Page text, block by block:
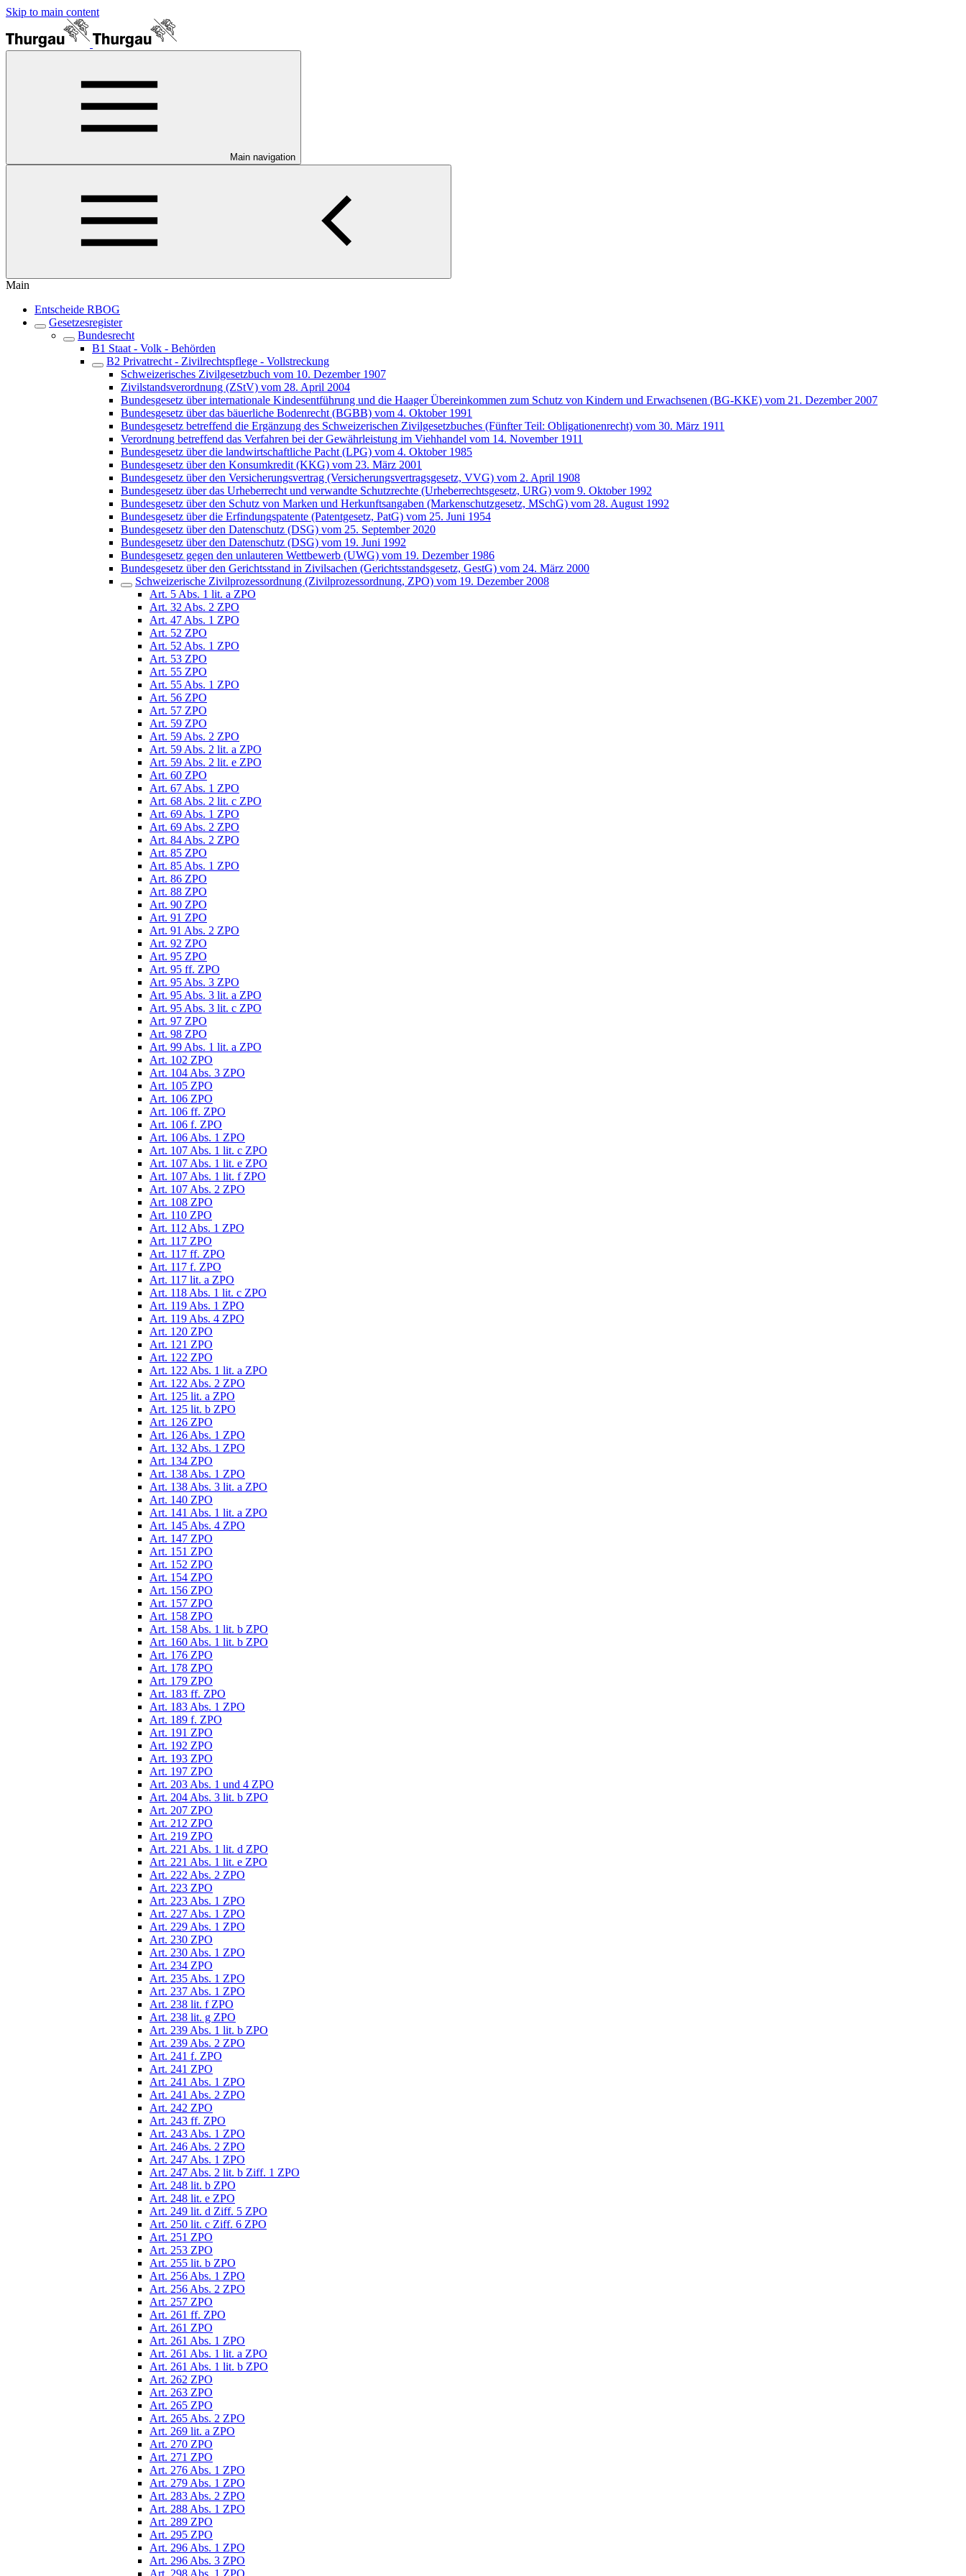
Skip to main content
Main navigation
Main
Entscheide RBOG
Gesetzesregister
Bundesrecht
B1 Staat - Volk - Behörden
B2 Privatrecht - Zivilrechtspflege - Vollstreckung
Schweizerisches Zivilgesetzbuch vom 10. Dezember 1907
Zivilstandsverordnung (ZStV) vom 28. April 2004
Bundesgesetz über internationale Kindesentführung und die Haager Übereinkommen zum Schutz von Kindern und Erwachsenen (BG-KKE) vom 21. Dezember 2007
Bundesgesetz über das bäuerliche Bodenrecht (BGBB) vom 4. Oktober 1991
Bundesgesetz betreffend die Ergänzung des Schweizerischen Zivilgesetzbuches (Fünfter Teil: Obligationenrecht) vom 30. März 1911
Verordnung betreffend das Verfahren bei der Gewährleistung im Viehhandel vom 14. November 1911
Bundesgesetz über die landwirtschaftliche Pacht (LPG) vom 4. Oktober 1985
Bundesgesetz über den Konsumkredit (KKG) vom 23. März 2001
Bundesgesetz über den Versicherungsvertrag (Versicherungsvertragsgesetz, VVG) vom 2. April 1908
Bundesgesetz über das Urheberrecht und verwandte Schutzrechte (Urheberrechtsgesetz, URG) vom 9. Oktober 1992
Bundesgesetz über den Schutz von Marken und Herkunftsangaben (Markenschutzgesetz, MSchG) vom 28. August 1992
Bundesgesetz über die Erfindungspatente (Patentgesetz, PatG) vom 25. Juni 1954
Bundesgesetz über den Datenschutz (DSG) vom 25. September 2020
Bundesgesetz über den Datenschutz (DSG) vom 19. Juni 1992
Bundesgesetz gegen den unlauteren Wettbewerb (UWG) vom 19. Dezember 1986
Bundesgesetz über den Gerichtsstand in Zivilsachen (Gerichtsstandsgesetz, GestG) vom 24. März 2000
Schweizerische Zivilprozessordnung (Zivilprozessordnung, ZPO) vom 19. Dezember 2008
Art. 5 Abs. 1 lit. a ZPO
Art. 32 Abs. 2 ZPO
Art. 47 Abs. 1 ZPO
Art. 52 ZPO
Art. 52 Abs. 1 ZPO
Art. 53 ZPO
Art. 55 ZPO
Art. 55 Abs. 1 ZPO
Art. 56 ZPO
Art. 57 ZPO
Art. 59 ZPO
Art. 59 Abs. 2 ZPO
Art. 59 Abs. 2 lit. a ZPO
Art. 59 Abs. 2 lit. e ZPO
Art. 60 ZPO
Art. 67 Abs. 1 ZPO
Art. 68 Abs. 2 lit. c ZPO
Art. 69 Abs. 1 ZPO
Art. 69 Abs. 2 ZPO
Art. 84 Abs. 2 ZPO
Art. 85 ZPO
Art. 85 Abs. 1 ZPO
Art. 86 ZPO
Art. 88 ZPO
Art. 90 ZPO
Art. 91 ZPO
Art. 91 Abs. 2 ZPO
Art. 92 ZPO
Art. 95 ZPO
Art. 95 ff. ZPO
Art. 95 Abs. 3 ZPO
Art. 95 Abs. 3 lit. a ZPO
Art. 95 Abs. 3 lit. c ZPO
Art. 97 ZPO
Art. 98 ZPO
Art. 99 Abs. 1 lit. a ZPO
Art. 102 ZPO
Art. 104 Abs. 3 ZPO
Art. 105 ZPO
Art. 106 ZPO
Art. 106 ff. ZPO
Art. 106 f. ZPO
Art. 106 Abs. 1 ZPO
Art. 107 Abs. 1 lit. c ZPO
Art. 107 Abs. 1 lit. e ZPO
Art. 107 Abs. 1 lit. f ZPO
Art. 107 Abs. 2 ZPO
Art. 108 ZPO
Art. 110 ZPO
Art. 112 Abs. 1 ZPO
Art. 117 ZPO
Art. 117 ff. ZPO
Art. 117 f. ZPO
Art. 117 lit. a ZPO
Art. 118 Abs. 1 lit. c ZPO
Art. 119 Abs. 1 ZPO
Art. 119 Abs. 4 ZPO
Art. 120 ZPO
Art. 121 ZPO
Art. 122 ZPO
Art. 122 Abs. 1 lit. a ZPO
Art. 122 Abs. 2 ZPO
Art. 125 lit. a ZPO
Art. 125 lit. b ZPO
Art. 126 ZPO
Art. 126 Abs. 1 ZPO
Art. 132 Abs. 1 ZPO
Art. 134 ZPO
Art. 138 Abs. 1 ZPO
Art. 138 Abs. 3 lit. a ZPO
Art. 140 ZPO
Art. 141 Abs. 1 lit. a ZPO
Art. 145 Abs. 4 ZPO
Art. 147 ZPO
Art. 151 ZPO
Art. 152 ZPO
Art. 154 ZPO
Art. 156 ZPO
Art. 157 ZPO
Art. 158 ZPO
Art. 158 Abs. 1 lit. b ZPO
Art. 160 Abs. 1 lit. b ZPO
Art. 176 ZPO
Art. 178 ZPO
Art. 179 ZPO
Art. 183 ff. ZPO
Art. 183 Abs. 1 ZPO
Art. 189 f. ZPO
Art. 191 ZPO
Art. 192 ZPO
Art. 193 ZPO
Art. 197 ZPO
Art. 203 Abs. 1 und 4 ZPO
Art. 204 Abs. 3 lit. b ZPO
Art. 207 ZPO
Art. 212 ZPO
Art. 219 ZPO
Art. 221 Abs. 1 lit. d ZPO
Art. 221 Abs. 1 lit. e ZPO
Art. 222 Abs. 2 ZPO
Art. 223 ZPO
Art. 223 Abs. 1 ZPO
Art. 227 Abs. 1 ZPO
Art. 229 Abs. 1 ZPO
Art. 230 ZPO
Art. 230 Abs. 1 ZPO
Art. 234 ZPO
Art. 235 Abs. 1 ZPO
Art. 237 Abs. 1 ZPO
Art. 238 lit. f ZPO
Art. 238 lit. g ZPO
Art. 239 Abs. 1 lit. b ZPO
Art. 239 Abs. 2 ZPO
Art. 241 f. ZPO
Art. 241 ZPO
Art. 241 Abs. 1 ZPO
Art. 241 Abs. 2 ZPO
Art. 242 ZPO
Art. 243 ff. ZPO
Art. 243 Abs. 1 ZPO
Art. 246 Abs. 2 ZPO
Art. 247 Abs. 1 ZPO
Art. 247 Abs. 2 lit. b Ziff. 1 ZPO
Art. 248 lit. b ZPO
Art. 248 lit. e ZPO
Art. 249 lit. d Ziff. 5 ZPO
Art. 250 lit. c Ziff. 6 ZPO
Art. 251 ZPO
Art. 253 ZPO
Art. 255 lit. b ZPO
Art. 256 Abs. 1 ZPO
Art. 256 Abs. 2 ZPO
Art. 257 ZPO
Art. 261 ff. ZPO
Art. 261 ZPO
Art. 261 Abs. 1 ZPO
Art. 261 Abs. 1 lit. a ZPO
Art. 261 Abs. 1 lit. b ZPO
Art. 262 ZPO
Art. 263 ZPO
Art. 265 ZPO
Art. 265 Abs. 2 ZPO
Art. 269 lit. a ZPO
Art. 270 ZPO
Art. 271 ZPO
Art. 276 Abs. 1 ZPO
Art. 279 Abs. 1 ZPO
Art. 283 Abs. 2 ZPO
Art. 288 Abs. 1 ZPO
Art. 289 ZPO
Art. 295 ZPO
Art. 296 Abs. 1 ZPO
Art. 296 Abs. 3 ZPO
Art. 298 Abs. 1 ZPO